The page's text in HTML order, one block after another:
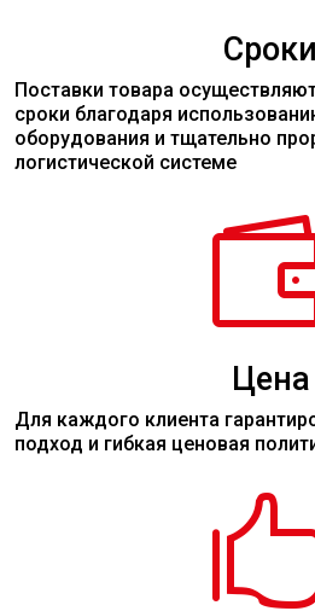
Сроки
Поставки товара
сроки благодаря
оборудования и тщательно
логистической системе
Цена
Для каждого клиента
подход и гибкая ценовая